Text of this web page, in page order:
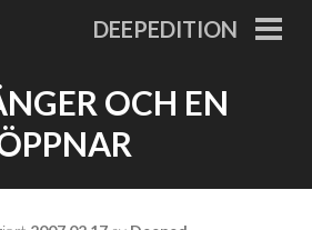
DEEPEDITION
OCH EN